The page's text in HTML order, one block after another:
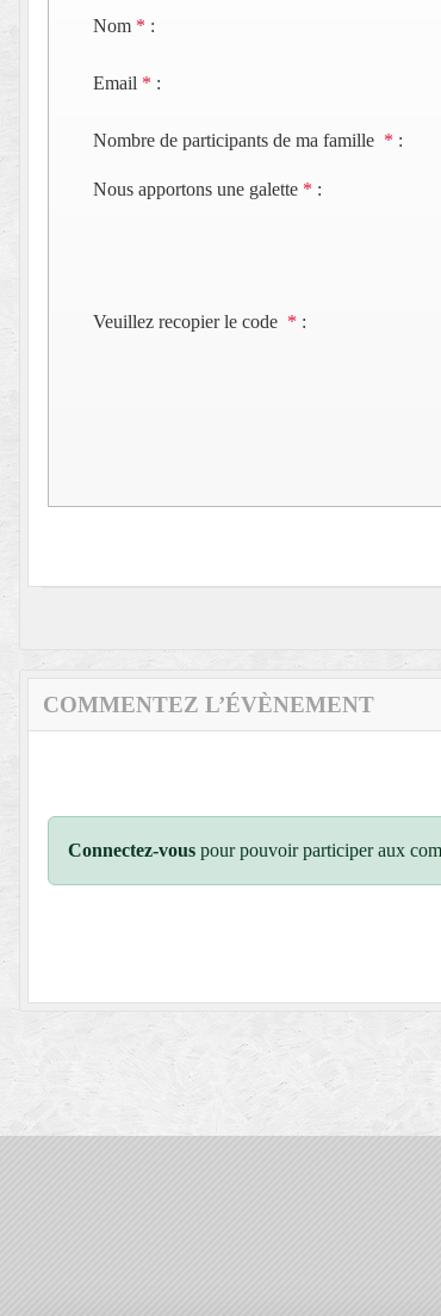
Nom * :
Email * :
Nombre de participants de ma famille * :
Nous apportons une galette * :
Veuillez recopier le code * :
COMMENTEZ L’ÉVÈNEMENT
Connectez-vous pour pouvoir participer aux